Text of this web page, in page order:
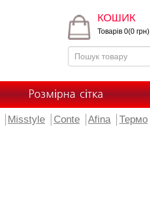
КОШИК
Товарів 0(0 грн)
Розмірна сітка
Misstyle Conte Afina Термо